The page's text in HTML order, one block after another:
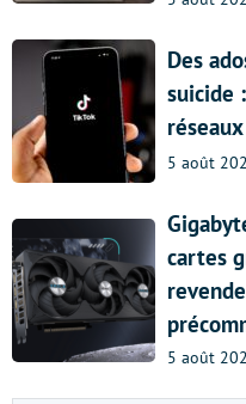
Des
suicide
5 août
cartes
5 août